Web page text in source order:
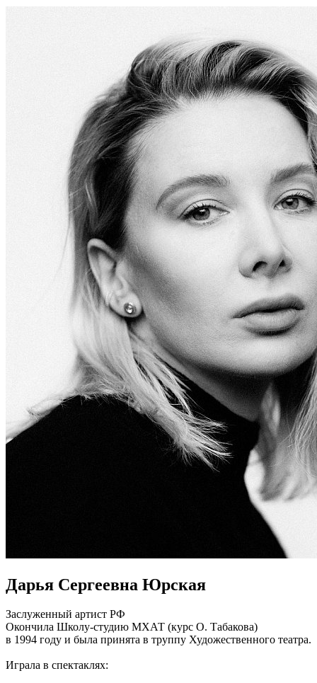
Дарья Сергеевна Юрская
Заслуженный артист РФ
Окончила Школу-студию МХАТ (курс О. Табакова)
в 1994 году и была принята в труппу Художественного театра.
Играла в спектаклях: